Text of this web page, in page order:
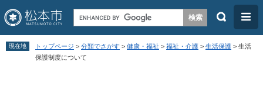
ペ
メ
検
メ
ニ
ュ
現在地 トップページ > 分類でさがす > 健康・福祉 > 福祉・介護 > 生活保護 > 生活
保護制度について